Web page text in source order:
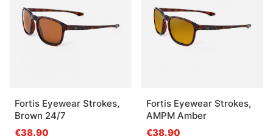
Fortis Eyewear Strokes,
Brown 24/7
€38.90
Fortis Eyewear Strokes,
AMPM Amber
€38.90